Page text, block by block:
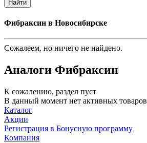
Найти
Фибраксин в Новосибирске
Сожалеем, но ничего не найдено.
Аналоги Фибраксин
К сожалению, раздел пуст
В данный момент нет активных товаров
Каталог
Акции
Регистрация в Бонусную программу
Компания